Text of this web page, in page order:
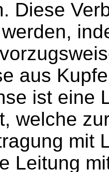
Diese
aus
ist eine
welche
mit
Leitung